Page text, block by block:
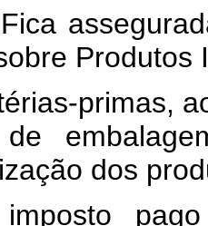
Produtos
primas,
dos
pago